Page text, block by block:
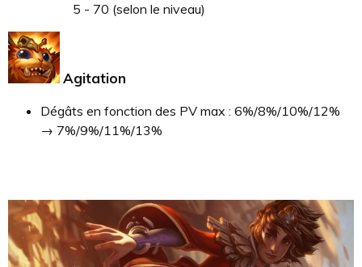
5 - 70 (selon le niveau)
Agitation
Dégâts en fonction des PV max : 6%/8%/10%/12%
→ 7%/9%/11%/13%